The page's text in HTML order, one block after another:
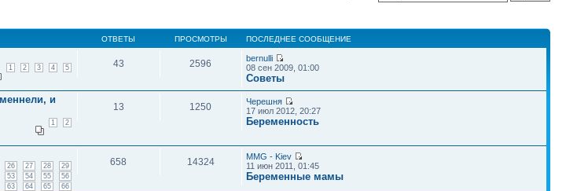
ОТВЕТЫ ПРОСМОТРЫ ПОСЛЕДНЕЕ СООБЩЕНИЕ
1 2 3 4 5 43 2596
bernulli
08 сен 2009, 01:00
Советы
и
1 2
13 1250
Черешня
17 июл 2012, 20:27
Беременность
26 27 28
29
53 54 55
56
63 64 65 66
658 14324
MMG - Kiev
11 июн 2011, 01:45
Беременные мамы